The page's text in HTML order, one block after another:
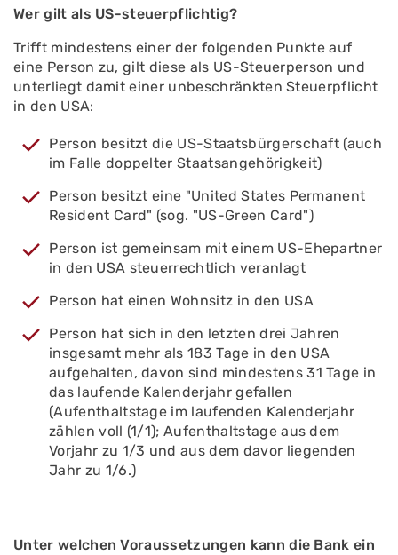
Wer gilt als US-steuerpflichtig?
Trifft mindestens einer der folgenden Punkte auf
eine Person zu, gilt diese als US-Steuerperson und
unterliegt damit einer unbeschränkten Steuerpflicht
in den USA:
Person besitzt die US-Staatsbürgerschaft (auch
im Falle doppelter Staatsangehörigkeit)
Person besitzt eine "United States Permanent
Resident Card" (sog. "US-Green Card")
Person ist gemeinsam mit einem US-Ehepartner
in den USA steuerrechtlich veranlagt
Person hat einen Wohnsitz in den USA
Person hat sich in den letzten drei Jahren
insgesamt mehr als 183 Tage in den USA
aufgehalten, davon sind mindestens 31 Tage in
das laufende Kalenderjahr gefallen
(Aufenthaltstage im laufenden Kalenderjahr
zählen voll (1/1); Aufenthaltstage aus dem
Vorjahr zu 1/3 und aus dem davor liegenden
Jahr zu 1/6.)
Unter welchen Voraussetzungen kann die Bank ein